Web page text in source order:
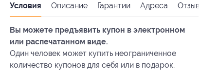
Условия Описание Гарантии Адреса Отзывы
Вы можете предъявить купон в электронном
или распечатанном виде.
Один человек может купить неограниченное
количество купонов для себя или в подарок.